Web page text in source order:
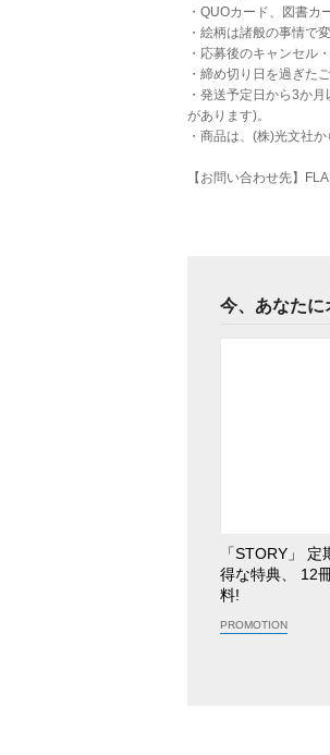
・QUOカード、図書カ
・絵柄は諸般の事情で
・応募後のキャンセル
・締め切り日を過ぎた
・発送予定日から3か
があります)。
・商品は、(株)光文社
【お問い合わせ先】
今、あなたに
「STORY」 定
得な特典、 12
料!